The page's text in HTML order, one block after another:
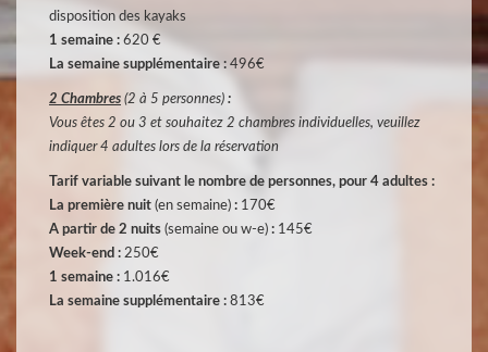
disposition des kayaks
1 semaine : 620 €
La semaine supplémentaire : 496€
2 Chambres (2 à 5 personnes) :
Vous êtes 2 ou 3 et souhaitez 2 chambres individuelles, veuillez
indiquer 4 adultes lors de la réservation
Tarif variable suivant le nombre de personnes, pour 4 adultes :
La première nuit (en semaine) : 170€
A partir de 2 nuits (semaine ou w-e) : 145€
Week-end : 250€
1 semaine : 1.016€
La semaine supplémentaire : 813€